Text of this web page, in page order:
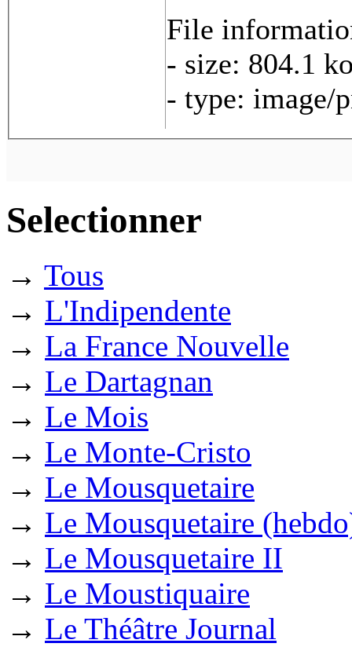
File
- size: 804.1
- type: image/
Selectionner
→ Tous
→ L'Indipendente
→ La France Nouvelle
→ Le Dartagnan
→ Le Mois
→ Le Monte-Cristo
→ Le Mousquetaire
→ Le Mousquetaire
→ Le Mousquetaire II
→ Le Moustiquaire
→ Le Théâtre Journal